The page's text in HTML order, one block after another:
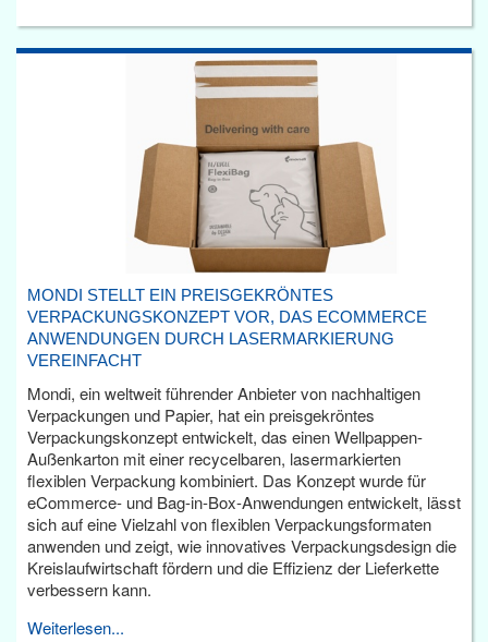
MONDI STELLT EIN PREISGEKRÖNTES
VERPACKUNGSKONZEPT VOR, DAS ECOMMERCE
ANWENDUNGEN DURCH LASERMARKIERUNG
VEREINFACHT
Mondi, ein weltweit führender Anbieter von nachhaltigen
Verpackungen und Papier, hat ein preisgekröntes
Verpackungskonzept entwickelt, das einen Wellpappen-
Außenkarton mit einer recycelbaren, lasermarkierten
flexiblen Verpackung kombiniert. Das Konzept wurde für
eCommerce- und Bag-in-Box-Anwendungen entwickelt, lässt
sich auf eine Vielzahl von flexiblen Verpackungsformaten
anwenden und zeigt, wie innovatives Verpackungsdesign die
Kreislaufwirtschaft fördern und die Effizienz der Lieferkette
verbessern kann.
Weiterlesen...